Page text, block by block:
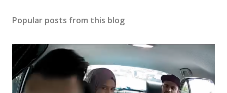
Popular posts from this blog